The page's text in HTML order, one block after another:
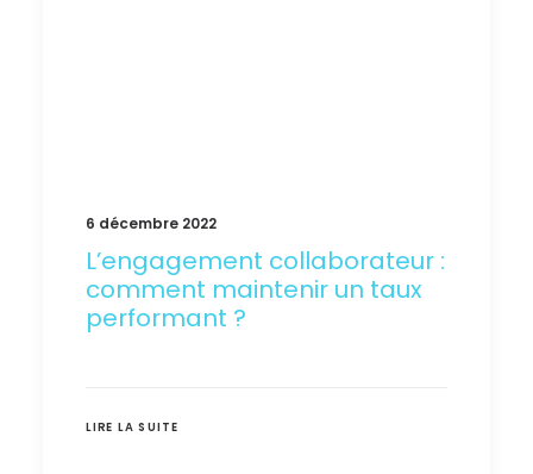
6 décembre 2022
L’engagement collaborateur :
comment maintenir un taux
performant ?
LIRE LA SUITE